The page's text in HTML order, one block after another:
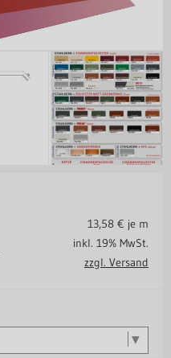
13,58 € je m
inkl. 19% MwSt.
zzgl. Versand